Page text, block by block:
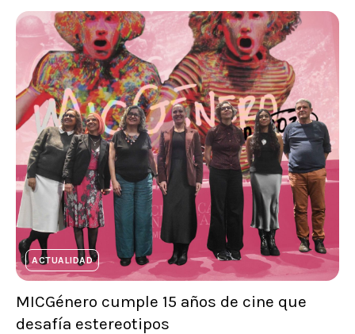
ACTUALIDAD
MICGénero cumple 15 años de cine que
desafía estereotipos